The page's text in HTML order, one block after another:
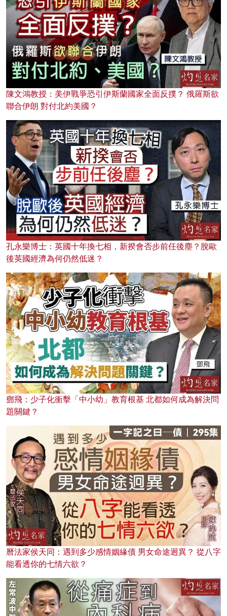
陳文鴻教授：美伊戰爭恐引伊斯蘭國家全面反撲？ 俄羅斯欲
聯合伊朗 對付北約美國？
孔永樂博士：英國十年換七相，新揆會否步前任後塵？脫歐
後英國經濟為何仍然低迷？
鄧飛：少子化衝擊「中小幼」教育根基 北都如何成為解決問
題關鍵？
曆法家侯天同：遇到多少感情姻緣債 男女命途迥異？ 從八字
能看透你的七情六欲？